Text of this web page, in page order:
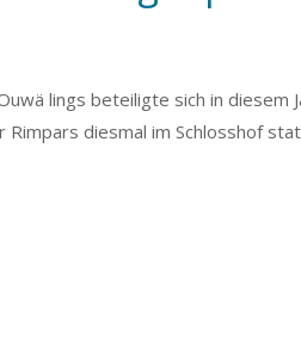
lings beteiligte sich in diesem
Rimpars diesmal im Schlosshof